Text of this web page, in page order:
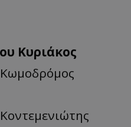
Κυριάκος